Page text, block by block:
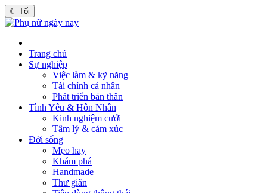
☾ Tối
Trang chủ
Sự nghiệp
Việc làm & kỹ năng
Tài chính cá nhân
Phát triển bản thân
Tình Yêu & Hôn Nhân
Kinh nghiệm cưới
Tâm lý & cảm xúc
Đời sống
Mẹo hay
Khám phá
Handmade
Thư giãn